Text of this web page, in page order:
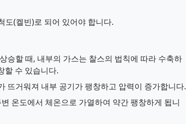
도(켈빈)로 되어 있어야 합니다.
승할 때, 내부의 가스는 찰스의 법칙에 따라 수축하
할 수 있습니다.
뜨거워져 내부 공기가 팽창하고 압력이 증가합니다.
온도에서 체온으로 가열하여 약간 팽창하게 됩니